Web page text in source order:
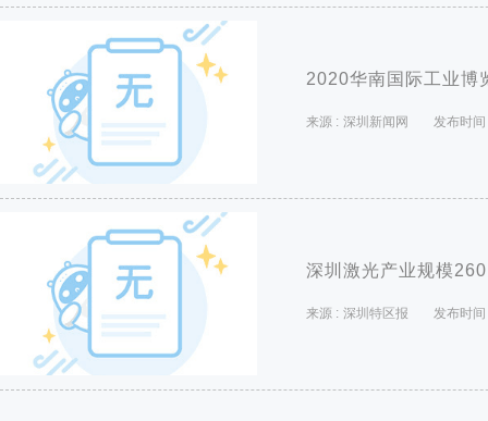
2020华南国际工业博
来源 : 深圳新闻网 发布时
深圳激光产业规模
来源 : 深圳特区报 发布时